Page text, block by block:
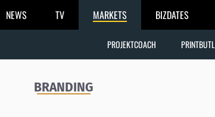
NEWS TV MARKETS BIZDATES
PROJEKTCOACH
BRANDING